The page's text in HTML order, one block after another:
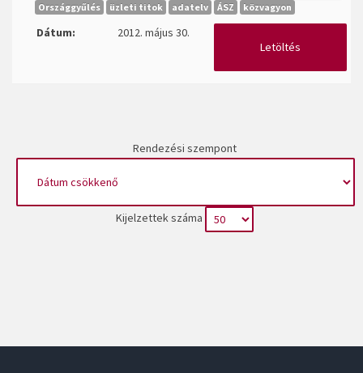
Országgyűlés
üzleti titok adatelv ÁSZ közvagyon
Dátum:
2012. május 30.
Letöltés
Rendezési szempont
Kijelzettek száma